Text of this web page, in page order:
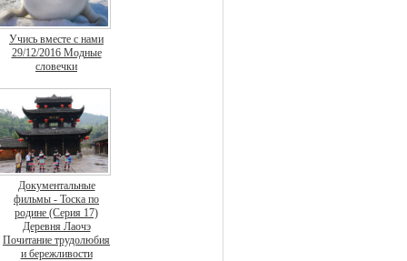
Учись вместе с нами
29/12/2016 Модные
словечки
Документальные
фильмы - Тоска по
родине (Серия 17)
Деревня Лаочэ
Почитание трудолюбия
и бережливости